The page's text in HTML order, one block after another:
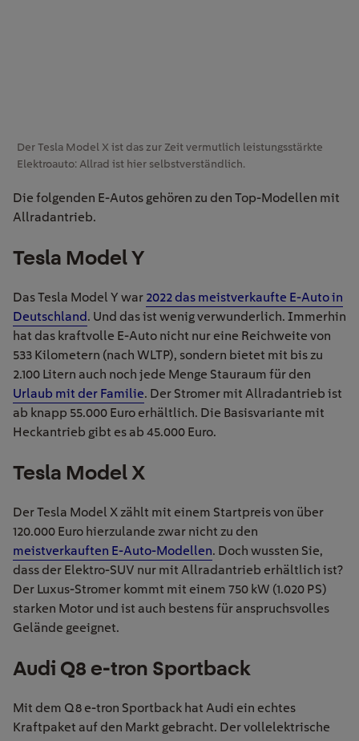
Der Tesla Model X ist das zur Zeit vermutlich leistungsstärkte
Elektroauto: Allrad ist hier selbstverständlich.
Die folgenden E-Autos gehören zu den Top-Modellen mit
Allradantrieb.
Tesla Model Y
Das Tesla Model Y war 2022 das meistverkaufte E-Auto in
Deutschland. Und das ist wenig verwunderlich. Immerhin
hat das kraftvolle E-Auto nicht nur eine Reichweite von
533 Kilometern (nach WLTP), sondern bietet mit bis zu
2.100 Litern auch noch jede Menge Stauraum für den
Urlaub mit der Familie. Der Stromer mit Allradantrieb ist
ab knapp 55.000 Euro erhältlich. Die Basisvariante mit
Heckantrieb gibt es ab 45.000 Euro.
Tesla Model X
Der Tesla Model X zählt mit einem Startpreis von über
120.000 Euro hierzulande zwar nicht zu den
meistverkauften E-Auto-Modellen. Doch wussten Sie,
dass der Elektro-SUV nur mit Allradantrieb erhältlich ist?
Der Luxus-Stromer kommt mit einem 750 kW (1.020 PS)
starken Motor und ist auch bestens für anspruchsvolles
Gelände geeignet.
Audi Q8 e-tron Sportback
Mit dem Q8 e-tron Sportback hat Audi ein echtes
Kraftpaket auf den Markt gebracht. Der vollelektrische